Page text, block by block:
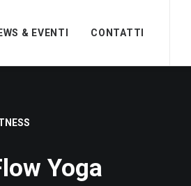
& EVENTI CONTATTI
Yoga